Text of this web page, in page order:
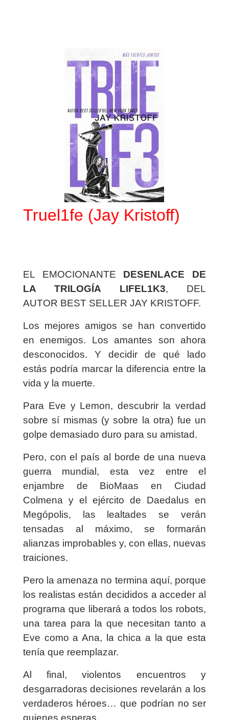
Truel1fe (Jay Kristoff)
EL EMOCIONANTE DESENLACE DE
LA TRILOGÍA LIFEL1K3, DEL
AUTOR BEST SELLER JAY KRISTOFF.
Los mejores amigos se han convertido
en enemigos. Los amantes son ahora
desconocidos. Y decidir de qué lado
estás podría marcar la diferencia entre la
vida y la muerte.
Para Eve y Lemon, descubrir la verdad
sobre sí mismas (y sobre la otra) fue un
golpe demasiado duro para su amistad.
Pero, con el país al borde de una nueva
guerra mundial, esta vez entre el
enjambre de BioMaas en Ciudad
Colmena y el ejército de Daedalus en
Megópolis, las lealtades se verán
tensadas al máximo, se formarán
alianzas improbables y, con ellas, nuevas
traiciones.
Pero la amenaza no termina aquí, porque
los realistas están decididos a acceder al
programa que liberará a todos los robots,
una tarea para la que necesitan tanto a
Eve como a Ana, la chica a la que esta
tenía que reemplazar.
Al final, violentos encuentros y
desgarradoras decisiones revelarán a los
verdaderos héroes… que podrían no ser
quienes esperas.